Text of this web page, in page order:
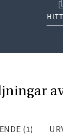
(1)